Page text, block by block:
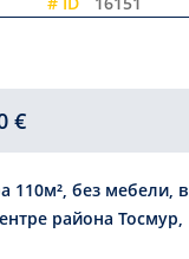
€
110м², без мебели, в
района Тосмур,